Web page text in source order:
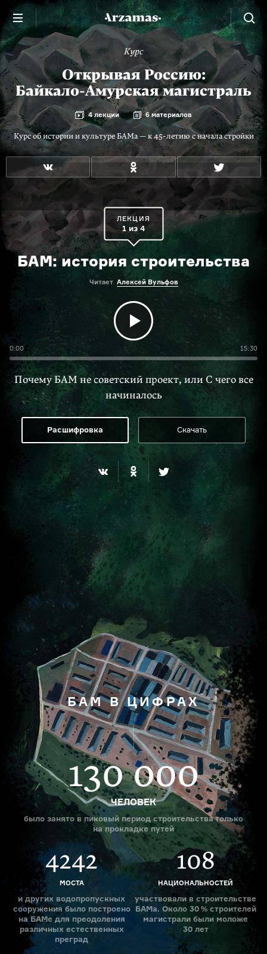
Курс
Открывая Россию:
Байкало-Амурская магистраль
4 лекции 6 материалов
Курс об истории и культуре БАМа — к45-летиюс начала стройки
ЛЕКЦИЯ
1 из 4
БАМ: история строительства
Читает Алексей Вульфов
0:00 15:30
Почему БАМ не советский проект, или С чего все
начиналось
Расшифровка Скачать
БАМ В ЦИФРАХ
130 000
ЧЕЛОВЕК
было занято в пиковый период строительства только
на прокладке путей
4242
МОСТА
и других водопропускных
сооружения было построено
на БАМе для преодоления
различных естественных
преград
108
НАЦИОНАЛЬНОСТЕЙ
участвовали в строительстве
БАМа. Около 30 %строителей
магистрали были моложе
30 лет